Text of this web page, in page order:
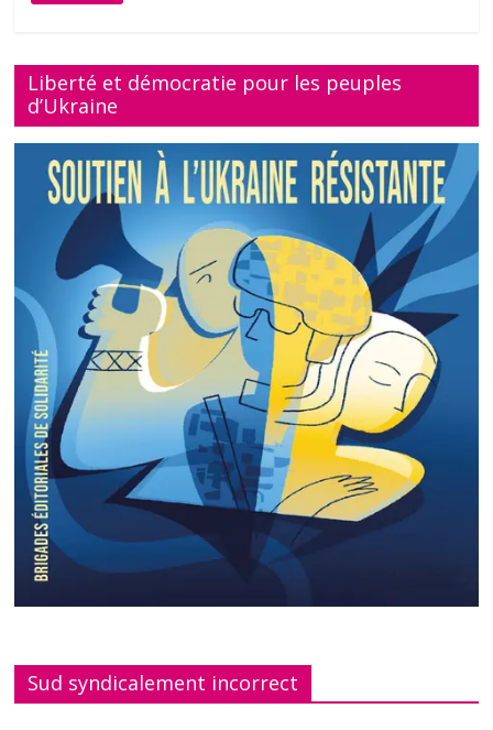
Liberté et démocratie pour les peuples
d’Ukraine
Sud syndicalement incorrect